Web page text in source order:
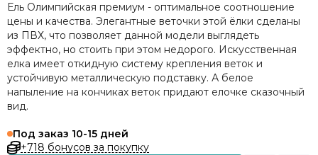
Ель Олимпийская премиум - оптимальное соотношение
цены и качества. Элегантные веточки этой ёлки сделаны
из ПВХ, что позволяет данной модели выглядеть
эффектно, но стоить при этом недорого. Искусственная
елка имеет откидную систему крепления веток и
устойчивую металлическую подставку. А белое
напыление на кончиках веток придают елочке сказочный
вид.
Под заказ 10-15 дней
+718 бонусов за покупку